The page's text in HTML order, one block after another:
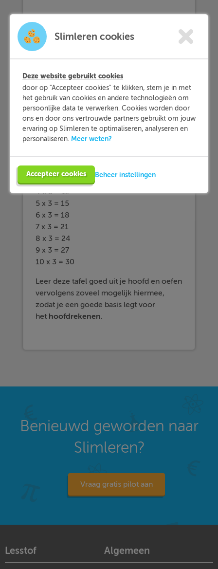
Theorie
Uitdaging
Hoe ziet detafel van 3eruit?
Methode
De tafel van 3 ziet er als volgt uit:
1 x 3 = 3
2 x 3 = 6
3 x 3 = 9
4 x 3 = 12
5 x 3 = 15
6 x 3 = 18
7 x 3 = 21
8 x 3 = 24
9 x 3 = 27
10 x 3 = 30
Leer deze tafel goed uit je hoofd en oefen
vervolgens zoveel mogelijk hiermee,
zodat je een goede basis legt voor
het hoofdrekenen.
Benieuwd geworden naar
Slimleren?
Vraag gratis pilot aan
Lesstof Algemeen
Slimleren cookies
Deze website gebruikt cookies
door op "Accepteer cookies" te klikken, stem je in met
het gebruik van cookies en andere technologieën om
persoonlijke data te verwerken. Cookies worden door
ons en door ons vertrouwde partners gebruikt om jouw
ervaring op Slimleren te optimaliseren, analyseren en
personaliseren. Meer weten?
Accepteer cookies Beheer instellingen